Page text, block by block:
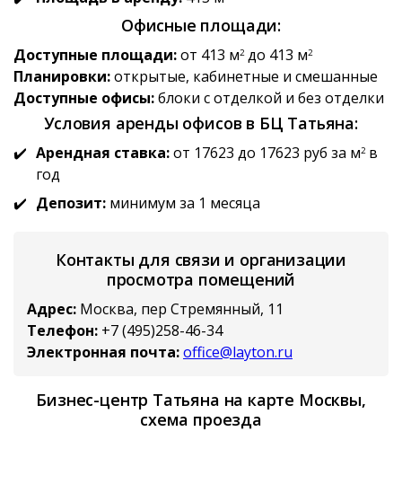
Офисные площади:
Доступные площади:от 413 м2до 413 м2
Планировки:открытые, кабинетные и смешанные
Доступные офисы:блоки с отделкой и без отделки
Условия аренды офисов в БЦ Татьяна:
Арендная ставка:от 17623 до 17623 руб за м2в
год
Депозит: минимум за 1 месяца
Контакты для связи и организации
просмотра помещений
Адрес: Москва, пер Стремянный, 11
Телефон: +7 (495)258-46-34
Электронная почта:office@layton.ru
Бизнес-центр Татьяна на карте Москвы,
схема проезда